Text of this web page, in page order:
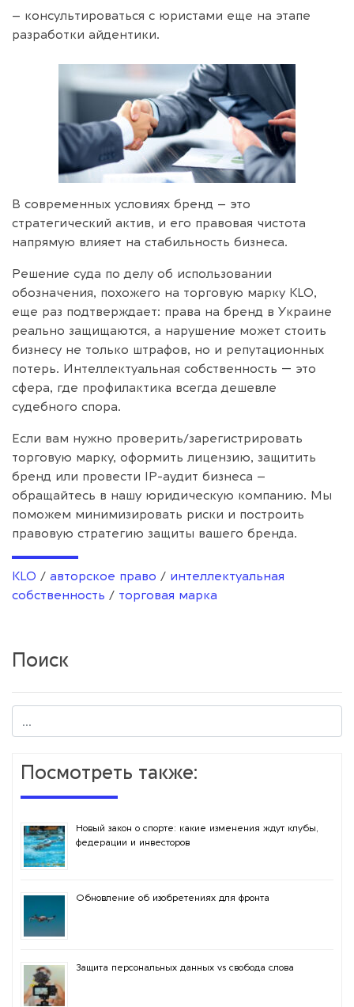
– консультироваться с юристами еще на этапе
разработки айдентики.
В современных условиях бренд – это
стратегический актив, и его правовая чистота
напрямую влияет на стабильность бизнеса.
Решение суда по делу об использовании
обозначения, похожего на торговую марку KLO,
еще раз подтверждает: права на бренд в Украине
реально защищаются, а нарушение может стоить
бизнесу не только штрафов, но и репутационных
потерь. Интеллектуальная собственность — это
сфера, где профилактика всегда дешевле
судебного спора.
Если вам нужно проверить/зарегистрировать
торговую марку, оформить лицензию, защитить
бренд или провести IP-аудит бизнеса –
обращайтесь в нашу юридическую компанию. Мы
поможем минимизировать риски и построить
правовую стратегию защиты вашего бренда.
KLO / авторское право / интеллектуальная
собственность / торговая марка
Поиск
Посмотреть также:
Новый закон о спорте: какие изменения ждут клубы,
федерации и инвесторов
Обновление об изобретениях для фронта
Защита персональных данных vs свобода слова